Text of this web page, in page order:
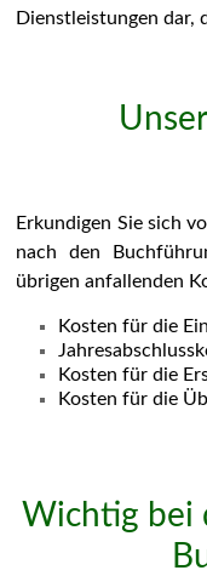
Dienstleistungen dar,
Erkundigen Sie sich
nach den
übrigen anfallenden
Kosten für die
Kosten für die
Kosten für die
Wichtig bei